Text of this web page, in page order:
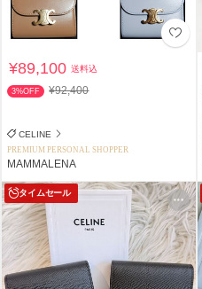
¥89,100送料込
3%OFF ¥92,400
CELINE
PREMIUM PERSONAL SHOPPER
MAMMALENA
タイムセール